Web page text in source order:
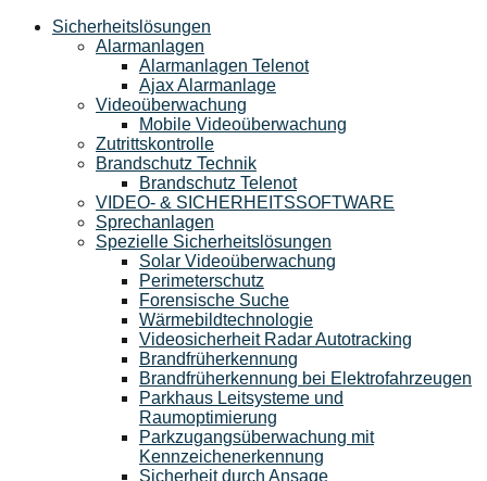
Sicherheitslösungen
Alarmanlagen
Alarmanlagen Telenot
Ajax Alarmanlage
Videoüberwachung
Mobile Videoüberwachung
Zutrittskontrolle
Brandschutz Technik
Brandschutz Telenot
VIDEO- & SICHERHEITSSOFTWARE
Sprechanlagen
Spezielle Sicherheitslösungen
Solar Videoüberwachung
Perimeterschutz
Forensische Suche
Wärmebildtechnologie
Videosicherheit Radar Autotracking​
Brandfrüherkennung
Brandfrüherkennung bei Elektrofahrzeugen
Parkhaus Leitsysteme und
Raumoptimierung
Parkzugangsüberwachung mit
Kennzeichenerkennung
Sicherheit durch Ansage